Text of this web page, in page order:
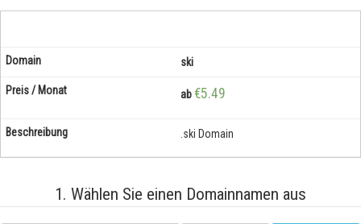
ski
ab€5.49
.ski Domain
1. Wählen Sie einen Domainnamen aus